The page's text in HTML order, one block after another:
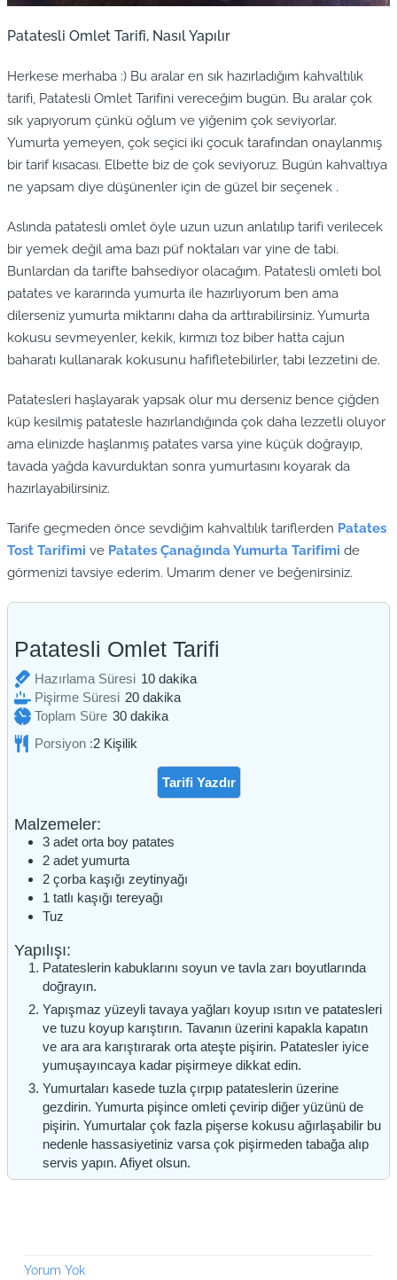
Patatesli Omlet Tarifi, Nasıl Yapılır
Herkese merhaba :) Bu aralar en sık hazırladığım kahvaltılık
tarifi, Patatesli Omlet Tarifini vereceğim bugün. Bu aralar çok
sık yapıyorum çünkü oğlum ve yiğenim çok seviyorlar.
Yumurta yemeyen, çok seçici iki çocuk tarafından onaylanmış
bir tarif kısacası. Elbette biz de çok seviyoruz. Bugün kahvaltıya
ne yapsam diye düşünenler için de güzel bir seçenek .
Aslında patatesli omlet öyle uzun uzun anlatılıp tarifi verilecek
bir yemek değil ama bazı püf noktaları var yine de tabi.
Bunlardan da tarifte bahsediyor olacağım. Patatesli omleti bol
patates ve kararında yumurta ile hazırlıyorum ben ama
dilerseniz yumurta miktarını daha da arttırabilirsiniz. Yumurta
kokusu sevmeyenler, kekik, kırmızı toz biber hatta cajun
baharatı kullanarak kokusunu hafifletebilirler, tabi lezzetini de.
Patatesleri haşlayarak yapsak olur mu derseniz bence çiğden
küp kesilmiş patatesle hazırlandığında çok daha lezzetli oluyor
ama elinizde haşlanmış patates varsa yine küçük doğrayıp,
tavada yağda kavurduktan sonra yumurtasını koyarak da
hazırlayabilirsiniz.
Tarife geçmeden önce sevdiğim kahvaltılık tariflerden Patates
Tost Tarifimi vePatates Çanağında Yumurta Tarifimi de
görmenizi tavsiye ederim. Umarım dener ve beğenirsiniz.
Patatesli Omlet Tarifi
Hazırlama Süresi 10dakika
dakika
Pişirme Süresi 20dakika
dakika
Toplam Süre 30dakika
dakika
Porsiyon :2 Kişilik
Tarifi Yazdır
Malzemeler:
3 adet orta boy patates
2 adet yumurta
2 çorba kaşığı zeytinyağı
1 tatlı kaşığı tereyağı
Tuz
Yapılışı:
Patateslerin kabuklarını soyun ve tavla zarı boyutlarında
doğrayın.
Yapışmaz yüzeyli tavaya yağları koyup ısıtın ve patatesleri
ve tuzu koyup karıştırın. Tavanın üzerini kapakla kapatın
ve ara ara karıştırarak orta ateşte pişirin. Patatesler iyice
yumuşayıncaya kadar pişirmeye dikkat edin.
Yumurtaları kasede tuzla çırpıp patateslerin üzerine
gezdirin. Yumurta pişince omleti çevirip diğer yüzünü de
pişirin. Yumurtalar çok fazla pişerse kokusu ağırlaşabilir bu
nedenle hassasiyetiniz varsa çok pişirmeden tabağa alıp
servis yapın. Afiyet olsun.
Yorum Yok